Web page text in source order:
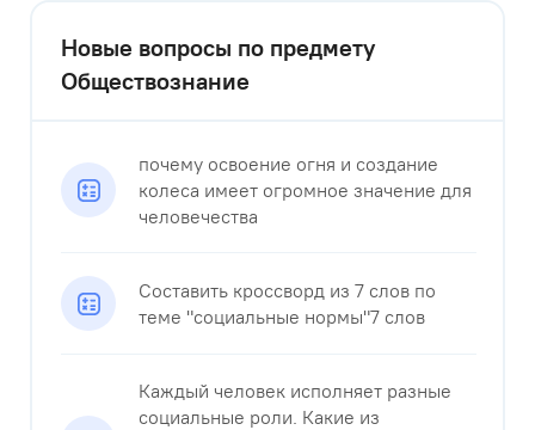
Новые вопросы по предмету
Обществознание
почему освоение огня и создание
колеса имеет огромное значение для
человечества
Составить кроссворд из 7 слов по
теме "социальные нормы"7 слов
Каждый человек исполняет разные
социальные роли. Какие из